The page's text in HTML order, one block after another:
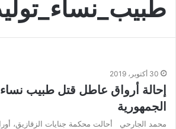
30 أكتوبر، 2019
إحالة أرواق عاطل قتل طبيب
الجمهورية
محمد الجارحي أحالت محكمة جنايات الزقازيق،